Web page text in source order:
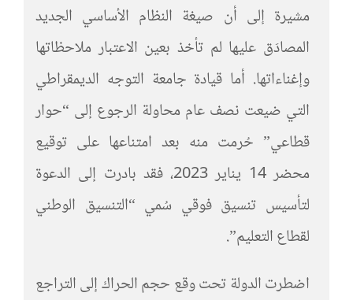
مشيرة إلى أن صيغة النظام الأساسي الجديد
المصادَق عليها لم تأخذ بعين الاعتبار ملاحظاتها
وإغناءاتها. أما قيادة جامعة التوجه الديمقراطي
التي ضيعت نصف عام محاولة الرجوع إلى “حوار
قطاعي” حُرمت منه بعد امتناعها على توقيع
محضر 14 يناير 2023، فقد بادرت إلى الدعوة
لتأسيس تنسيق فوقي سُمي “التنسيق الوطني
لقطاع التعليم”.
اضطرت الدولة تحت وقع حجم الحراك إلى التراجع